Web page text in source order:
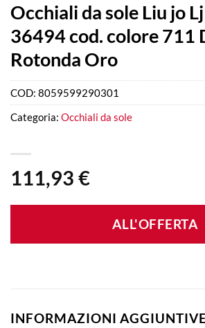
Occhiali da sole Liu jo
36494 cod. colore 711
Rotonda Oro
111,93 €
ALL'OFFERTA
COD: 8059599290301
Categoria: Occhiali da sole
INFORMAZIONI AGGIUNTIVE